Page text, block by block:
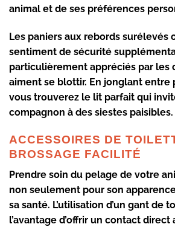
animal et de ses préférences
Les paniers aux rebords surélevés
sentiment de sécurité
particulièrement appréciés par les
aiment se blottir. En jonglant entre
vous trouverez le lit parfait qui
compagnon à des siestes paisibles.
ACCESSOIRES DE
BROSSAGE FACILITÉ
Prendre soin du pelage de votre
non seulement pour son
sa santé. L’utilisation d’un gant de
l’avantage d’offrir un contact direct